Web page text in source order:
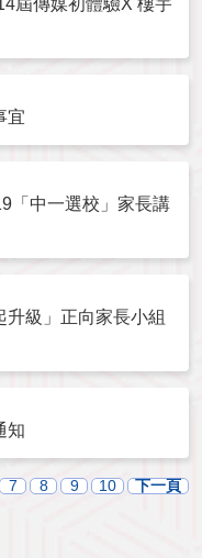
宜
「中一選校」家長講
級」正向家長小組
知
7 8 9 10 下一頁